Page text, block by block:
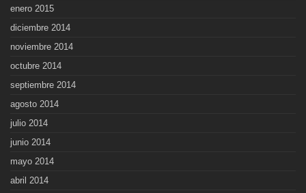
enero 2015
diciembre 2014
noviembre 2014
octubre 2014
septiembre 2014
agosto 2014
julio 2014
junio 2014
mayo 2014
abril 2014